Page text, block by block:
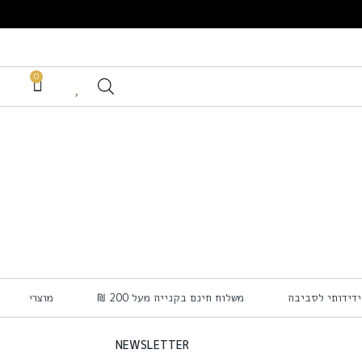
0
ידידותי לסביבה משלוח חינם בקנייה מעל 200 ₪ מוצרי
NEWSLETTER